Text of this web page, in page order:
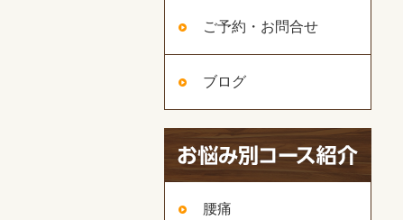
ご予約・お問合せ
ブログ
腰痛